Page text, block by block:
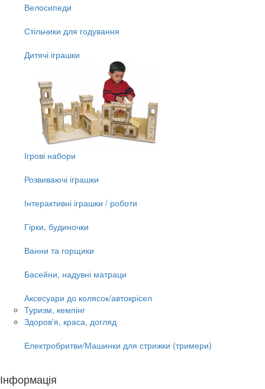
Велосипеди
Стільчики для годування
Дитячі іграшки
Ігрові набори
Розвиваючі іграшки
Інтерактивні іграшки / роботи
Гірки, будиночки
Ванни та горщики
Басейни, надувні матраци
Аксесуари до колясок/автокрісел
Туризм, кемпінг
Здоров'я, краса, догляд
Електробритви/Машинки для стрижки (тримери)
Інформація